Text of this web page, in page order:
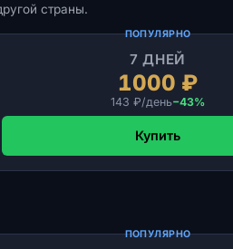
страны.
ПОПУЛЯРНО
7 ДНЕЙ
1000 ₽
143 ₽/день−43%
Купить
ПОПУЛЯРНО